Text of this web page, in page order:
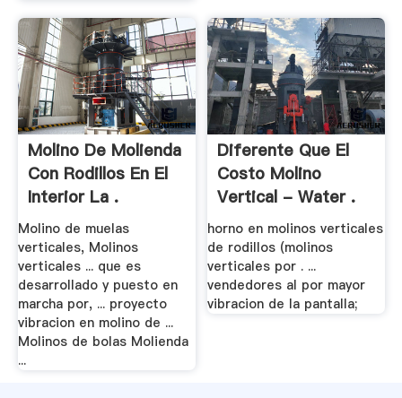
Molino De Molienda
Con Rodillos En El
Interior La .
Molino de muelas
verticales, Molinos
verticales ... que es
desarrollado y puesto en
marcha por, ... proyecto
vibracion en molino de ...
Molinos de bolas Molienda
...
Diferente Que El
Costo Molino
Vertical - Water .
horno en molinos verticales
de rodillos (molinos
verticales por . ...
vendedores al por mayor
vibracion de la pantalla;